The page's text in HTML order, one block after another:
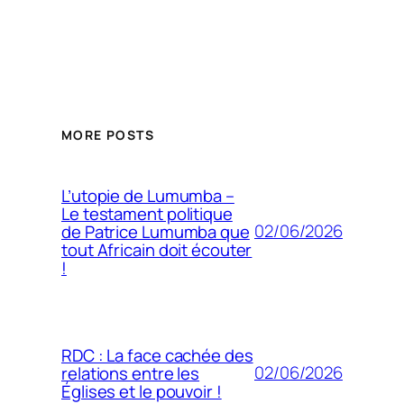
MORE POSTS
L’utopie de Lumumba –
Le testament politique
de Patrice Lumumba que
tout Africain doit écouter
!
02/06/2026
RDC : La face cachée des
relations entre les
Églises et le pouvoir !
02/06/2026